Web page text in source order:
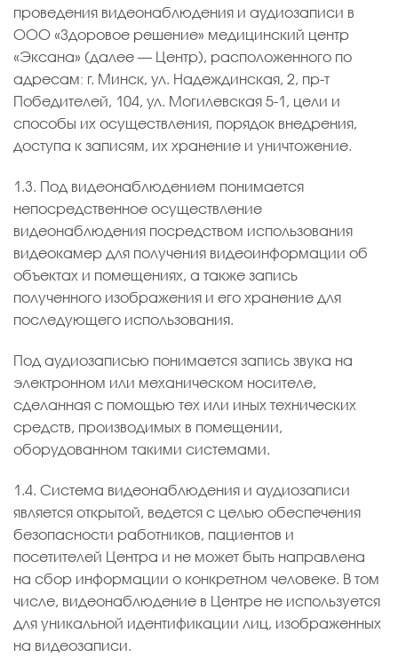
проведения видеонаблюдения и аудиозаписи в
ООО «Здоровое решение» медицинский центр
«Эксана» (далее — Центр), расположенного по
адресам: г. Минск, ул. Надеждинская, 2, пр-т
Победителей, 104, ул. Могилевская 5-1, цели и
способы их осуществления, порядок внедрения,
доступа к записям, их хранение и уничтожение.
1.3. Под видеонаблюдением понимается
непосредственное осуществление
видеонаблюдения посредством использования
видеокамер для получения видеоинформации об
объектах и помещениях, а также запись
полученного изображения и его хранение для
последующего использования.
Под аудиозаписью понимается запись звука на
электронном или механическом носителе,
сделанная с помощью тех или иных технических
средств, производимых в помещении,
оборудованном такими системами.
1.4. Система видеонаблюдения и аудиозаписи
является открытой, ведется с целью обеспечения
безопасности работников, пациентов и
посетителей Центра и не может быть направлена
на сбор информации о конкретном человеке. В том
числе, видеонаблюдение в Центре не используется
для уникальной идентификации лиц, изображенных
на видеозаписи.